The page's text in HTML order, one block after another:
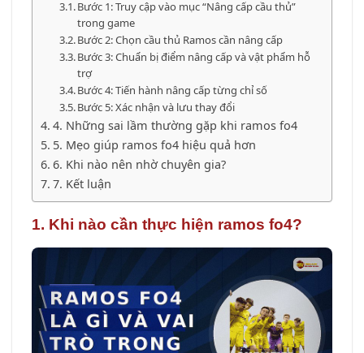
Bước 1: Truy cập vào mục “Nâng cấp cầu thủ”
trong game
Bước 2: Chọn cầu thủ Ramos cần nâng cấp
Bước 3: Chuẩn bị điểm nâng cấp và vật phẩm hỗ
trợ
Bước 4: Tiến hành nâng cấp từng chỉ số
Bước 5: Xác nhận và lưu thay đổi
4. Những sai lầm thường gặp khi ramos fo4
5. Mẹo giúp ramos fo4 hiệu quả hơn
6. Khi nào nên nhờ chuyên gia?
7. Kết luận
1. Khi nào cần thực hiện ramos fo4?